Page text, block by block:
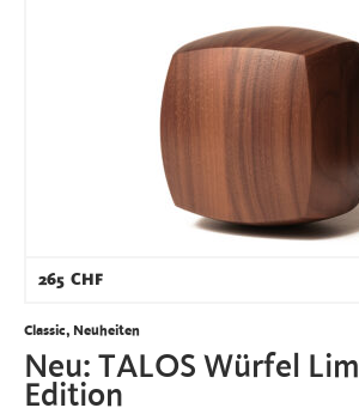
265 CHF
Classic, Neuheiten
Neu: TALOS Würfel
Edition